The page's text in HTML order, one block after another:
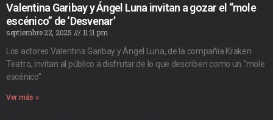
Valentina Garibay y Ángel Luna invitan a gozar el “mole
escénico” de ‘Desvenar’
septiembre 22, 2025
11:11 pm
Los actores Valentina Garibay y Ángel Luna, de la compañía Kraken
Teatro, invitan al público a disfrutar de lo que describen como un “mole
escénico”
Ver más »